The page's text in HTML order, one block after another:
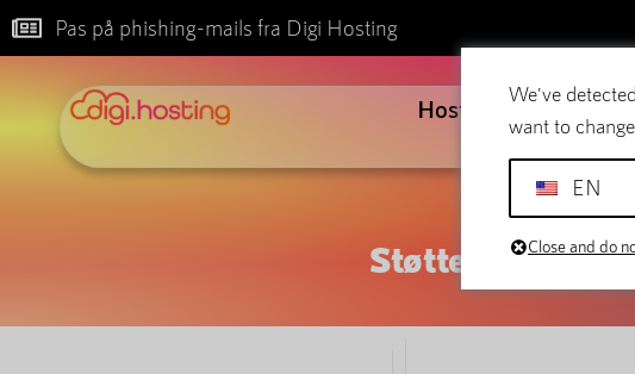
Pas på phishing-mails fra Digi Hosting
Hosting E-mail
Støtte
We've
want to
EN
Close and do